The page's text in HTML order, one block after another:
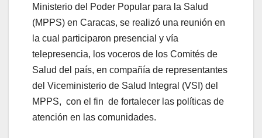
Ministerio del Poder Popular para la Salud
(MPPS) en Caracas, se realizó una reunión en
la cual participaron presencial y vía
telepresencia, los voceros de los Comités de
Salud del país, en compañía de representantes
del Viceministerio de Salud Integral (VSI) del
MPPS, con el fin de fortalecer las políticas de
atención en las comunidades.